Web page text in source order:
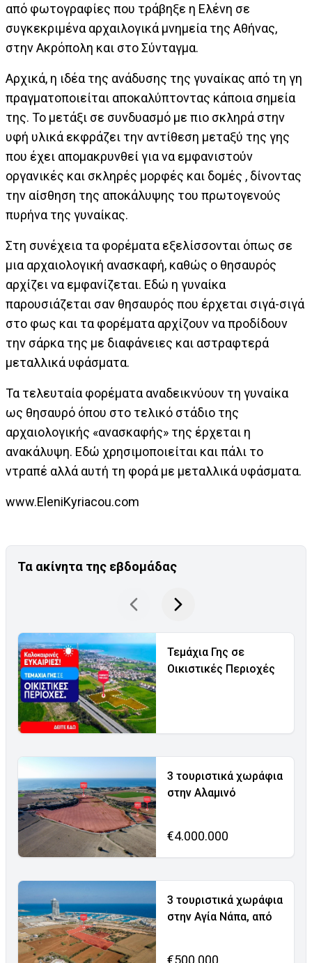
από φωτογραφίες που τράβηξε η Ελένη σε
συγκεκριμένα αρχαιλογικά μνημεία της Αθήνας,
στην Ακρόπολη και στο Σύνταγμα.
Αρχικά, η ιδέα της ανάδυσης της γυναίκας από τη γη
πραγματοποιείται αποκαλύπτοντας κάποια σημεία
της. Το μετάξι σε συνδυασμό με πιο σκληρά στην
υφή υλικά εκφράζει την αντίθεση μεταξύ της γης
που έχει απομακρυνθεί για να εμφανιστούν
οργανικές και σκληρές μορφές και δομές , δίνοντας
την αίσθηση της αποκάλυψης του πρωτογενούς
πυρήνα της γυναίκας.
Στη συνέχεια τα φορέματα εξελίσσονται όπως σε
μια αρχαιολογική ανασκαφή, καθώς ο θησαυρός
αρχίζει να εμφανίζεται. Εδώ η γυναίκα
παρουσιάζεται σαν θησαυρός που έρχεται σιγά-σιγά
στο φως και τα φορέματα αρχίζουν να προδίδουν
την σάρκα της με διαφάνειες και αστραφτερά
μεταλλικά υφάσματα.
Τα τελευταία φορέματα αναδεικνύουν τη γυναίκα
ως θησαυρό όπου στο τελικό στάδιο της
αρχαιoλογικής «ανασκαφής» της έρχεται η
ανακάλυψη. Εδώ χρησιμοποιείται και πάλι το
ντραπέ αλλά αυτή τη φορά με μεταλλικά υφάσματα.
www.EleniKyriacou.com
Τα ακίνητα της εβδομάδας
Τεμάχια Γης σε
Οικιστικές Περιοχές
3 τουριστικά χωράφια
στην Αλαμινό
€4.000.000
3 τουριστικά χωράφια
στην Αγία Νάπα, από
€500.000